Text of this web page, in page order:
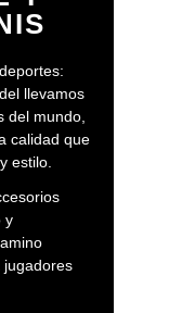
llevamos
del mundo,
calidad que
estilo.
y
jugadores